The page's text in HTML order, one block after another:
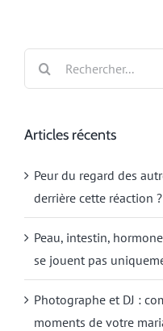
Articles récents
Peur du regard des
derrière cette réaction ?
Peau, intestin,
se jouent pas
Photographe et DJ :
moments de votre